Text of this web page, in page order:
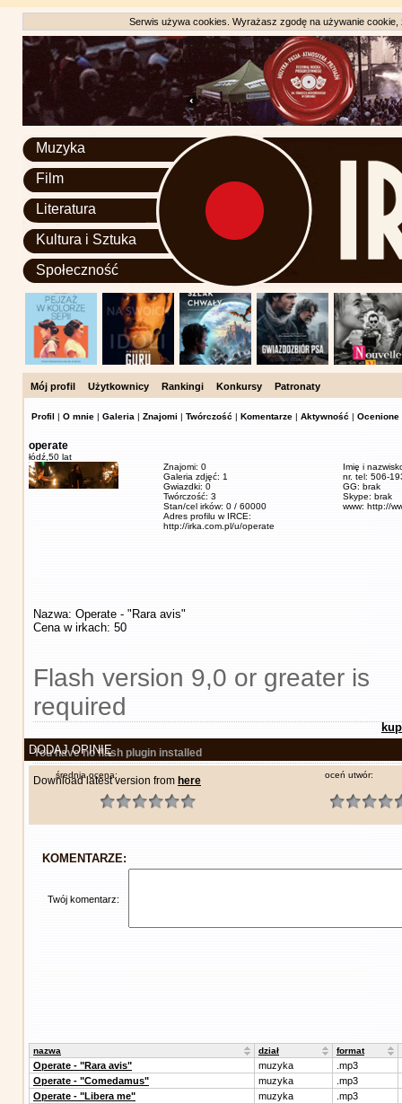
Serwis używa cookies. Wyrażasz zgodę na używanie
Muzyka
Film
Literatura
Kultura i Sztuka
Społeczność
Mój profil Użytkownicy Rankingi Konkursy Patronaty
Profil | O mnie | Galeria | Znajomi | Twórczość | Komentarze | Aktywność | Ocenione
operate
łódź, 50 lat
Znajomi: 0
Galeria zdjęć: 1
Gwiazdki: 0
Twórczość: 3
Stan/cel irków: 0 / 60000
Adres profilu w IRCE:
http://irka.com.pl/u/operate
Imię i
nr. tel: 506-
GG: brak
Skype: brak
www: http://
Nazwa: Operate - "Rara avis"
Cena w irkach: 50
Flash version 9,0 or greater is
required
You have no flash plugin installed
Download latest version from here
DODAJ OPINIĘ
średnia ocena: oceń utwór:
KOMENTARZE:
Twój komentarz:
nazwa dział format
Operate - "Rara avis" muzyka
.mp3
Operate - "Comedamus"
muzyka
.mp3
Operate - "Libera me"
muzyka .mp3